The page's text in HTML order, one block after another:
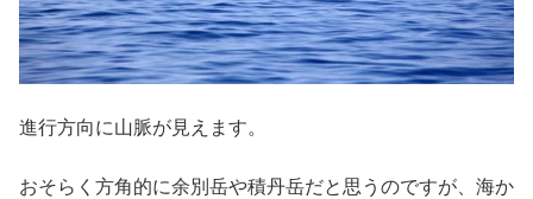
進行方向に山脈が見えます。
おそらく方角的に余別岳や積丹岳だと思うのですが、海か